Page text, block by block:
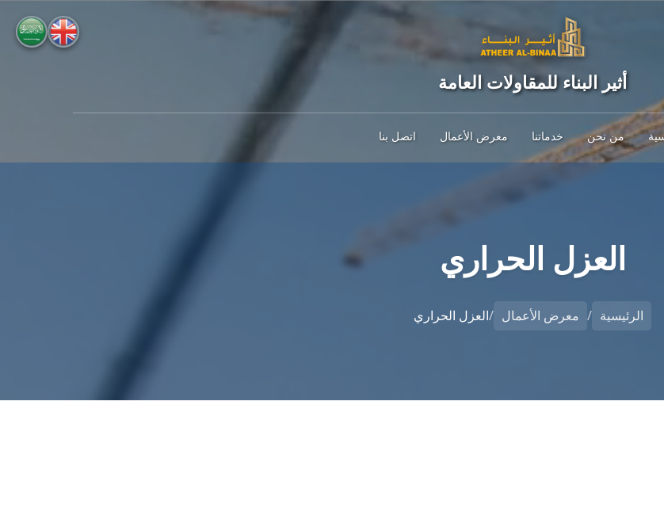
أثير البناء للمقاولات العامة
من نحن خدماتنا معرض الأعمال اتصل بنا
العزل الحراري
الرئيسية / معرض الأعمال /العزل الحراري